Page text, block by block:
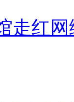
走红网